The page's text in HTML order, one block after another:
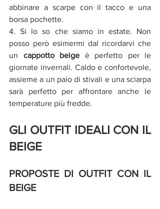
abbinare a scarpe con il tacco e una
borsa pochette.
4. Si lo so che siamo in estate. Non
posso però esimermi dal ricordarvi che
un cappotto beige è perfetto per le
giornate invernali. Caldo e confortevole,
assieme a un paio di stivali e una sciarpa
sarà perfetto per affrontare anche le
temperature più fredde.
GLI OUTFIT IDEALI CON IL
BEIGE
PROPOSTE DI OUTFIT CON IL
BEIGE